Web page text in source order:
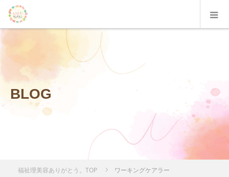
BLOG
福祉理美容ありがとう。TOP ワーキングケアラー